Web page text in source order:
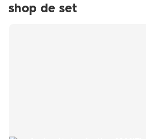
shop de set